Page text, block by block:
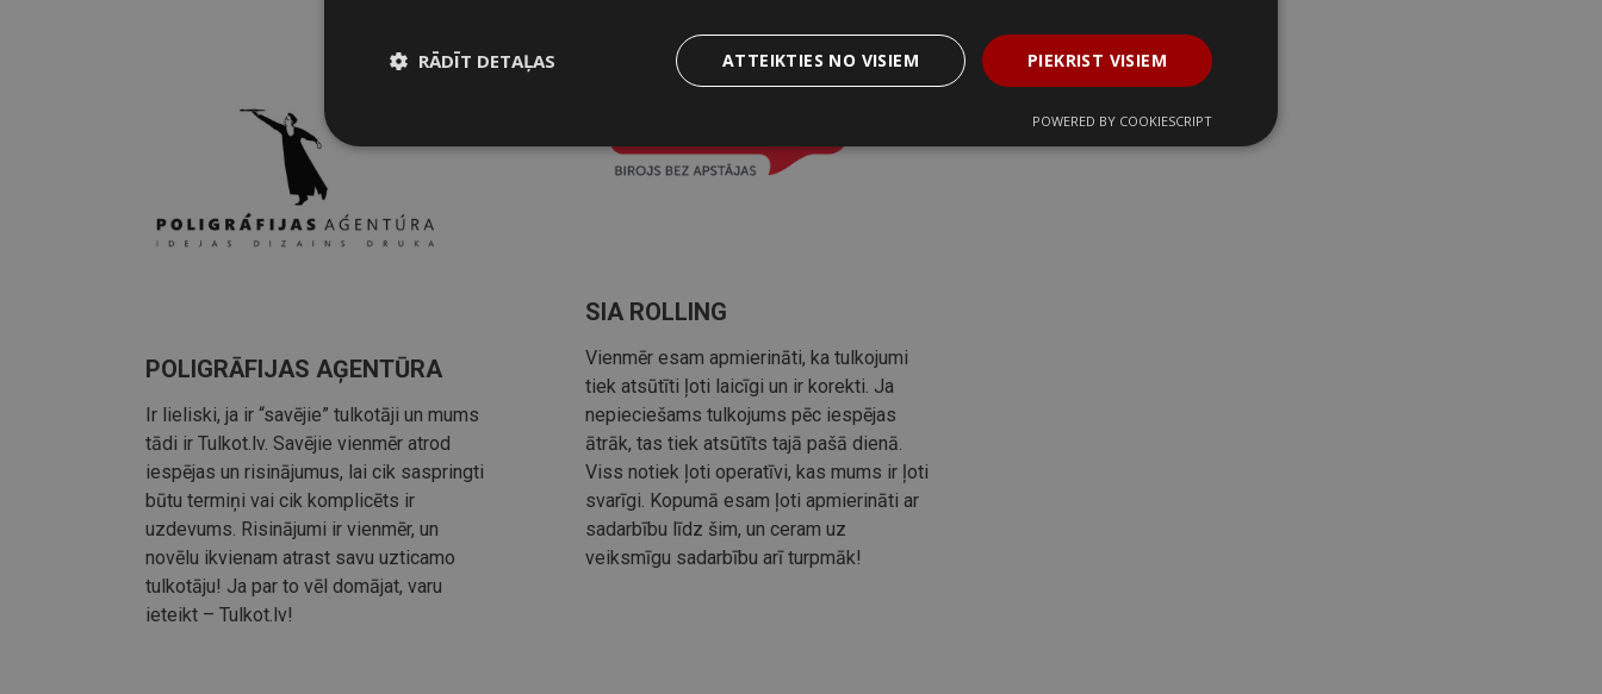
POLIGRĀFIJAS AĢENTŪRA
Ir lieliski, ja ir “savējie” tulkotāji un mums
tādi ir Tulkot.lv. Savējie vienmēr atrod
iespējas un risinājumus, lai cik saspringti
būtu termiņi vai cik komplicēts ir
uzdevums. Risinājumi ir vienmēr, un
novēlu ikvienam atrast savu uzticamo
tulkotāju! Ja par to vēl domājat, varu
ieteikt – Tulkot.lv!
SIA ROLLING
Vienmēr esam apmierināti, ka tulkojumi
tiek atsūtīti ļoti laicīgi un ir korekti. Ja
nepieciešams tulkojums pēc iespējas
ātrāk, tas tiek atsūtīts tajā pašā dienā.
Viss notiek ļoti operatīvi, kas mums ir ļoti
svarīgi. Kopumā esam ļoti apmierināti ar
sadarbību līdz šim, un ceram uz
veiksmīgu sadarbību arī turpmāk!
PIEKRIST VISIEM
ATTEIKTIES NO VISIEM
RĀDĪT DETAĻAS
POWERED BY COOKIESCRIPT